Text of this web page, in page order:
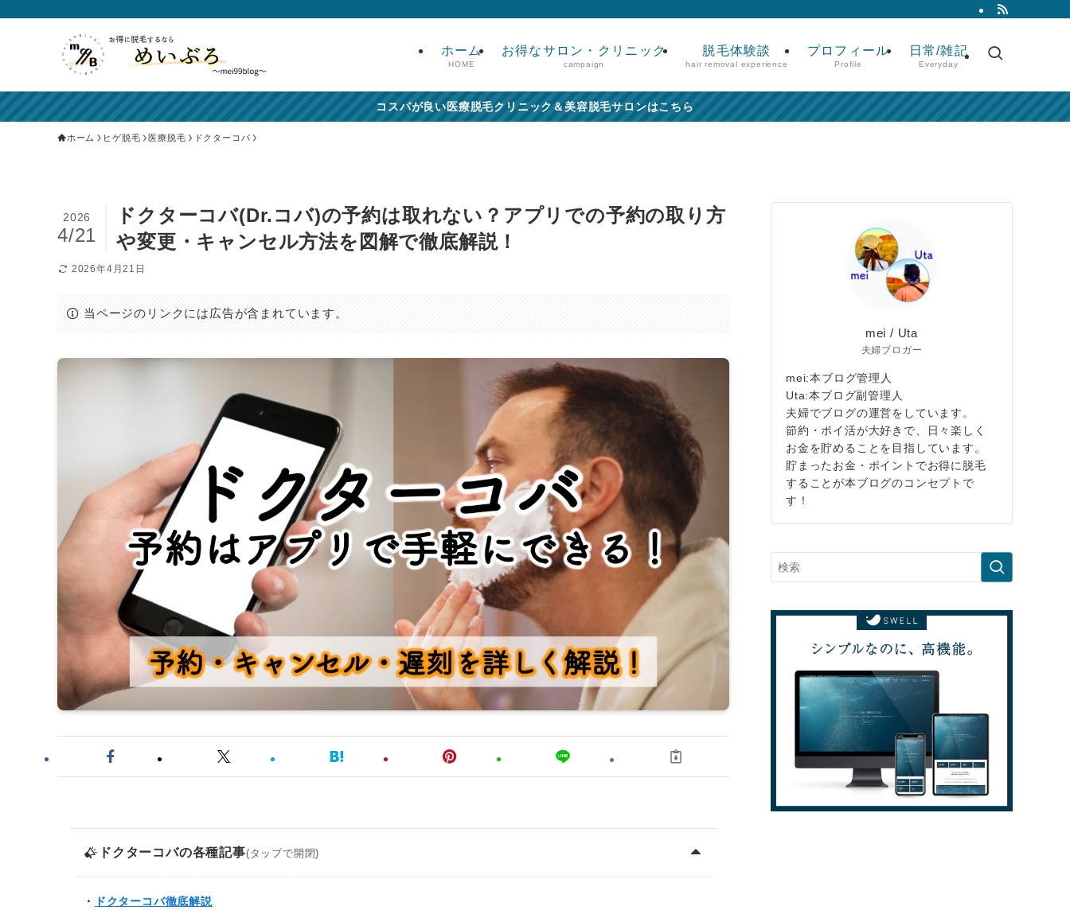
ホーム
HOME
お得なサロン・クリニック
campaign
脱毛体験談
hair removal experience
プロフィール
Profile
日常/雑記
Everyday
コスパが良い医療脱毛クリニック＆美容脱毛サロンはこちら
ホーム ヒゲ脱毛 医療脱毛 ドクターコバ
ドクターコバ(Dr.コバ)の予約は取れない？アプリでの予約の取り方
や変更・キャンセル方法を図解で徹底解説！
2026
4/21
2026年4月21日
当ページのリンクには広告が含まれています。
ドクターコバの各種記事(タップで開閉)
・
ドクターコバ徹底解説
mei / Uta
夫婦ブロガー
mei:本ブログ管理人
Uta:本ブログ副管理人
夫婦でブログの運営をしています。
節約・ポイ活が大好きで、日々楽しく
お金を貯めることを目指しています。
貯まったお金・ポイントでお得に脱毛
することが本ブログのコンセプトで
す！